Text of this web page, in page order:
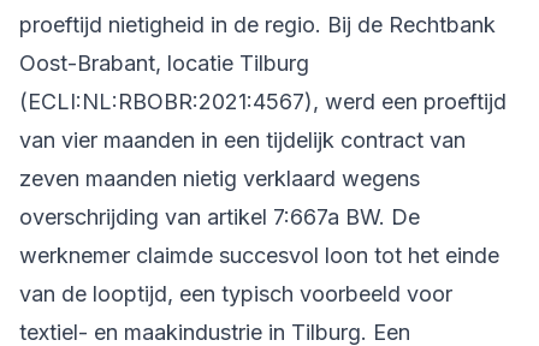
proeftijd nietigheid in de regio. Bij de Rechtbank
Oost-Brabant, locatie Tilburg
(ECLI:NL:RBOBR:2021:4567), werd een proeftijd
van vier maanden in een tijdelijk contract van
zeven maanden nietig verklaard wegens
overschrijding van artikel 7:667a BW. De
werknemer claimde succesvol loon tot het einde
van de looptijd, een typisch voorbeeld voor
textiel- en maakindustrie in Tilburg. Een